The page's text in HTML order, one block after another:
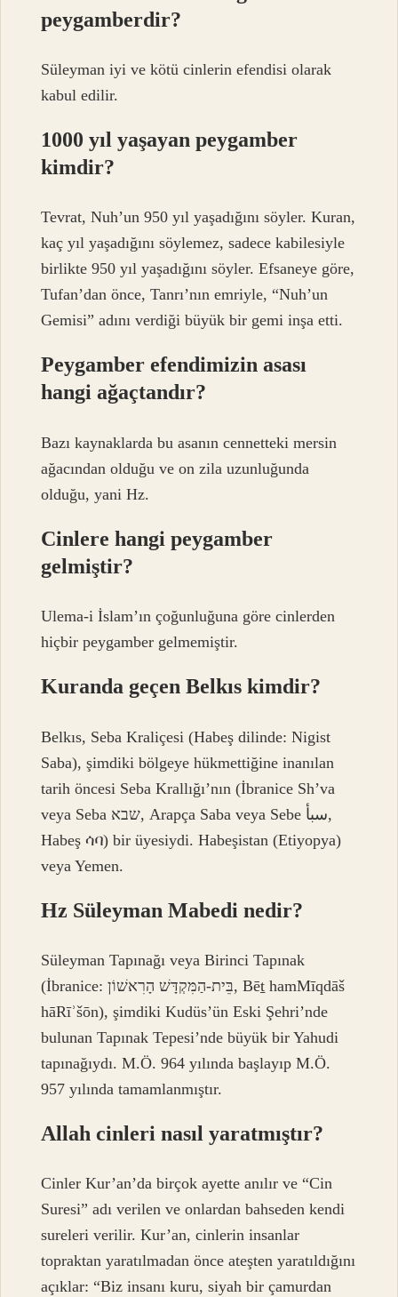
peygamberdir?
Süleyman iyi ve kötü cinlerin efendisi olarak
kabul edilir.
1000 yıl yaşayan peygamber
kimdir?
Tevrat, Nuh’un 950 yıl yaşadığını söyler. Kuran,
kaç yıl yaşadığını söylemez, sadece kabilesiyle
birlikte 950 yıl yaşadığını söyler. Efsaneye göre,
Tufan’dan önce, Tanrı’nın emriyle, “Nuh’un
Gemisi” adını verdiği büyük bir gemi inşa etti.
Peygamber efendimizin asası
hangi ağaçtandır?
Bazı kaynaklarda bu asanın cennetteki mersin
ağacından olduğu ve on zila uzunluğunda
olduğu, yani Hz.
Cinlere hangi peygamber
gelmiştir?
Ulema-i İslam’ın çoğunluğuna göre cinlerden
hiçbir peygamber gelmemiştir.
Kuranda geçen Belkıs kimdir?
Belkıs, Seba Kraliçesi (Habeş dilinde: Nigist
Saba), şimdiki bölgeye hükmettiğine inanılan
tarih öncesi Seba Krallığı’nın (İbranice Sh’va
veya Seba שבא, Arapça Saba veya Sebe سبأ,
Habeş ሳባ) bir üyesiydi. Habeşistan (Etiyopya)
veya Yemen.
Hz Süleyman Mabedi nedir?
Süleyman Tapınağı veya Birinci Tapınak
(İbranice: בֵּית-הַמִּקְדָּשׁ הָרִאשׁוֹן, Bēṯ hamMīqdāš
hāRīʾšōn), şimdiki Kudüs’ün Eski Şehri’nde
bulunan Tapınak Tepesi’nde büyük bir Yahudi
tapınağıydı. M.Ö. 964 yılında başlayıp M.Ö.
957 yılında tamamlanmıştır.
Allah cinleri nasıl yaratmıştır?
Cinler Kur’an’da birçok ayette anılır ve “Cin
Suresi” adı verilen ve onlardan bahseden kendi
sureleri verilir. Kur’an, cinlerin insanlar
topraktan yaratılmadan önce ateşten yaratıldığını
açıklar: “Biz insanı kuru, siyah bir çamurdan